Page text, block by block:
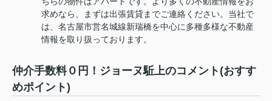
求めなら、まずは出張賃貸までご連絡ください。当社で
は、名古屋市営名城線新瑞橋を中心に多種多様な不動産
情報を取り扱っております。
仲介手数料０円！ジョーヌ駈上のコメント(おすす
めポイント)